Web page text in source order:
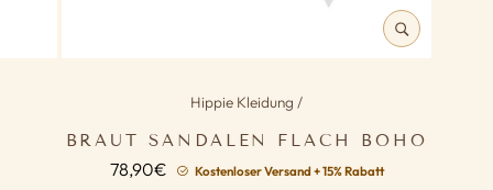
SCHLIESSEN (
ESC)
Hippie Kleidung /
BRAUT SANDALEN FLACH BOHO
78,90€ Normaler
Kostenloser Versand + 15% Rabatt